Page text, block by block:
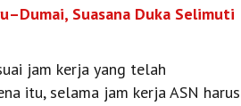
Suasana Duka Selimuti
jam kerja yang telah
itu, selama jam kerja ASN harus